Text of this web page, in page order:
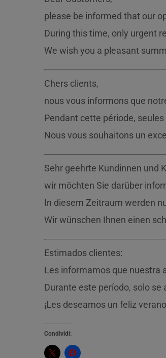
please be informed that our
During this time, only urgent
We wish you a pleasant
Chers clients,
nous vous informons que
Pendant cette période,
Nous vous souhaitons un
Sehr geehrte Kundinnen und
wir möchten Sie darüber
In diesem Zeitraum werden
Wir wünschen Ihnen einen
Estimados clientes:
Les informamos que nuestra
Durante este período, solo se
¡Les deseamos un feliz
Condividi: